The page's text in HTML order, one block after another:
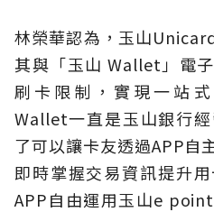
林榮華認為，玉山
其與「玉山 Wallet」電
刷卡限制，實現一站
Wallet一直是玉山銀行
了可以讓卡友透過APP自
即時掌握交易資訊提升
APP自由運用玉山e